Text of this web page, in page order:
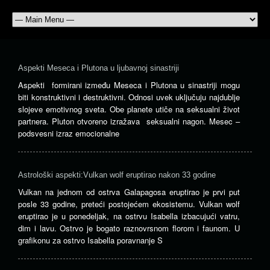
Aspekti Meseca i Plutona u ljubavnoj sinastriji
Aspekti formirani između Meseca i Plutona u sinastriji mogu
biti konstruktivni i destruktivni. Odnosi uvek uključuju najdublje
slojeve emotivnog sveta. Obe planete utiče na seksualni život
partnera. Pluton otvoreno izražava seksualni nagon. Mesec –
podsvesni izraz emocionalne
Astrološki aspekti:Vulkan wolf eruptirao nakon 33 godine
Vulkan na jednom od ostrva Galapagosa eruptirao je prvi put
posle 33 godine, preteći postojećem ekosistemu. Vulkan wolf
eruptirao je u ponedeljak, na ostrvu Isabella izbacujući vatru,
dim i lavu. Ostrvo je bogato raznovrsnom florom i faunom. U
grafikonu za ostrvo Isabella poravnanje S